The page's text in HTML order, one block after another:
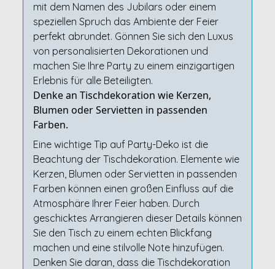
mit dem Namen des Jubilars oder einem
speziellen Spruch das Ambiente der Feier
perfekt abrundet. Gönnen Sie sich den Luxus
von personalisierten Dekorationen und
machen Sie Ihre Party zu einem einzigartigen
Erlebnis für alle Beteiligten.
Denke an Tischdekoration wie Kerzen,
Blumen oder Servietten in passenden
Farben.
Eine wichtige Tip auf Party-Deko ist die
Beachtung der Tischdekoration. Elemente wie
Kerzen, Blumen oder Servietten in passenden
Farben können einen großen Einfluss auf die
Atmosphäre Ihrer Feier haben. Durch
geschicktes Arrangieren dieser Details können
Sie den Tisch zu einem echten Blickfang
machen und eine stilvolle Note hinzufügen.
Denken Sie daran, dass die Tischdekoration